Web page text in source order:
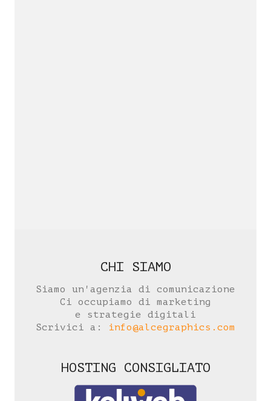
CHI SIAMO
Siamo un'agenzia di comunicazione
Ci occupiamo di marketing
e strategie digitali
Scrivici a:
info@alcegraphics.com
HOSTING CONSIGLIATO